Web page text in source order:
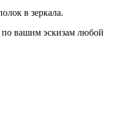
в зеркала.
по вашим эскизам любой